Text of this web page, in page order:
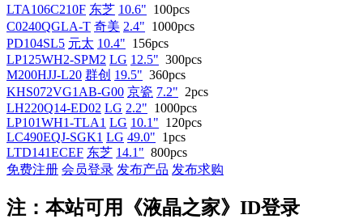
LTA106C210F 东芝 10.6" 100pcs
C0240QGLA-T 奇美 2.4" 1000pcs
PD104SL5 元太 10.4" 156pcs
LP125WH2-SPM2 LG 12.5" 300pcs
M200HJJ-L20 群创 19.5" 360pcs
KHS072VG1AB-G00 京瓷 7.2" 2pcs
LH220Q14-ED02 LG 2.2" 1000pcs
LP101WH1-TLA1 LG 10.1" 120pcs
LC490EQJ-SGK1 LG 49.0" 1pcs
LTD141ECEF 东芝 14.1" 800pcs
免费注册 会员登录 发布产品 发布求购
注：本站可用《液晶之家》ID登录